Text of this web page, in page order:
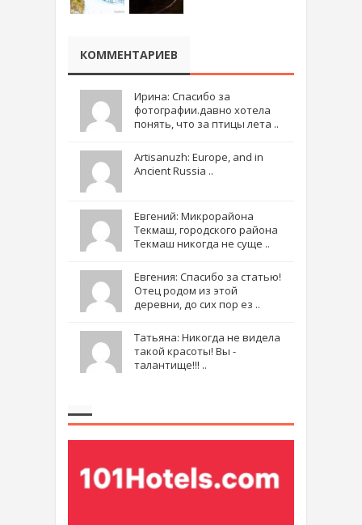
КОММЕНТАРИЕВ
Ирина: Спасибо за
фотографии.давно хотела
понять, что за птицы лета ..
Artisanuzh: Europe, and in
Ancient Russia ..
Евгений: Микрорайона
Текмаш, городского района
Текмаш никогда не суще ..
Евгения: Спасибо за статью!
Отец родом из этой
деревни, до сих пор ез ..
Татьяна: Никогда не видела
такой красоты! Вы -
талантище!!! ..